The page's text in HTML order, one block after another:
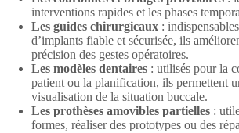
interventions rapides et les phases
Les guides chirurgicaux :
d’implants fiable et sécurisée, ils
précision des gestes opératoires.
Les modèles dentaires : utilisés pour la
patient ou la planification, ils permettent
visualisation de la situation buccale.
Les prothèses amovibles partielles :
formes, réaliser des prototypes ou des